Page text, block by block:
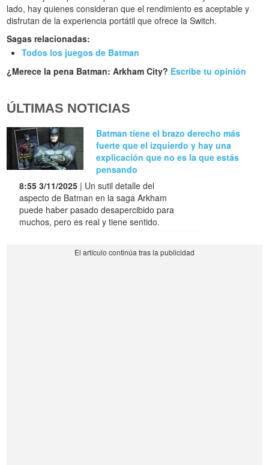
lado, hay quienes consideran que el rendimiento es aceptable y
disfrutan de la experiencia portátil que ofrece la Switch.
Sagas relacionadas:
Todos los juegos de Batman
¿Merece la pena Batman: Arkham City? Escribe tu opinión
ÚLTIMAS NOTICIAS
Batman tiene el brazo derecho más
fuerte que el izquierdo y hay una
explicación que no es la que estás
pensando
8:55 3/11/2025 | Un sutil detalle del
aspecto de Batman en la saga Arkham
puede haber pasado desapercibido para
muchos, pero es real y tiene sentido.